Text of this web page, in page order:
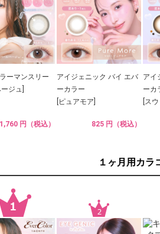
ーマンスリー
ジュ]
1,760 円（税込）
アイジェニック バイ エバ
ーカラー
[ピュアモア]
825 円（税込）
アイ
ーカ
[ス
１ヶ月用カラ